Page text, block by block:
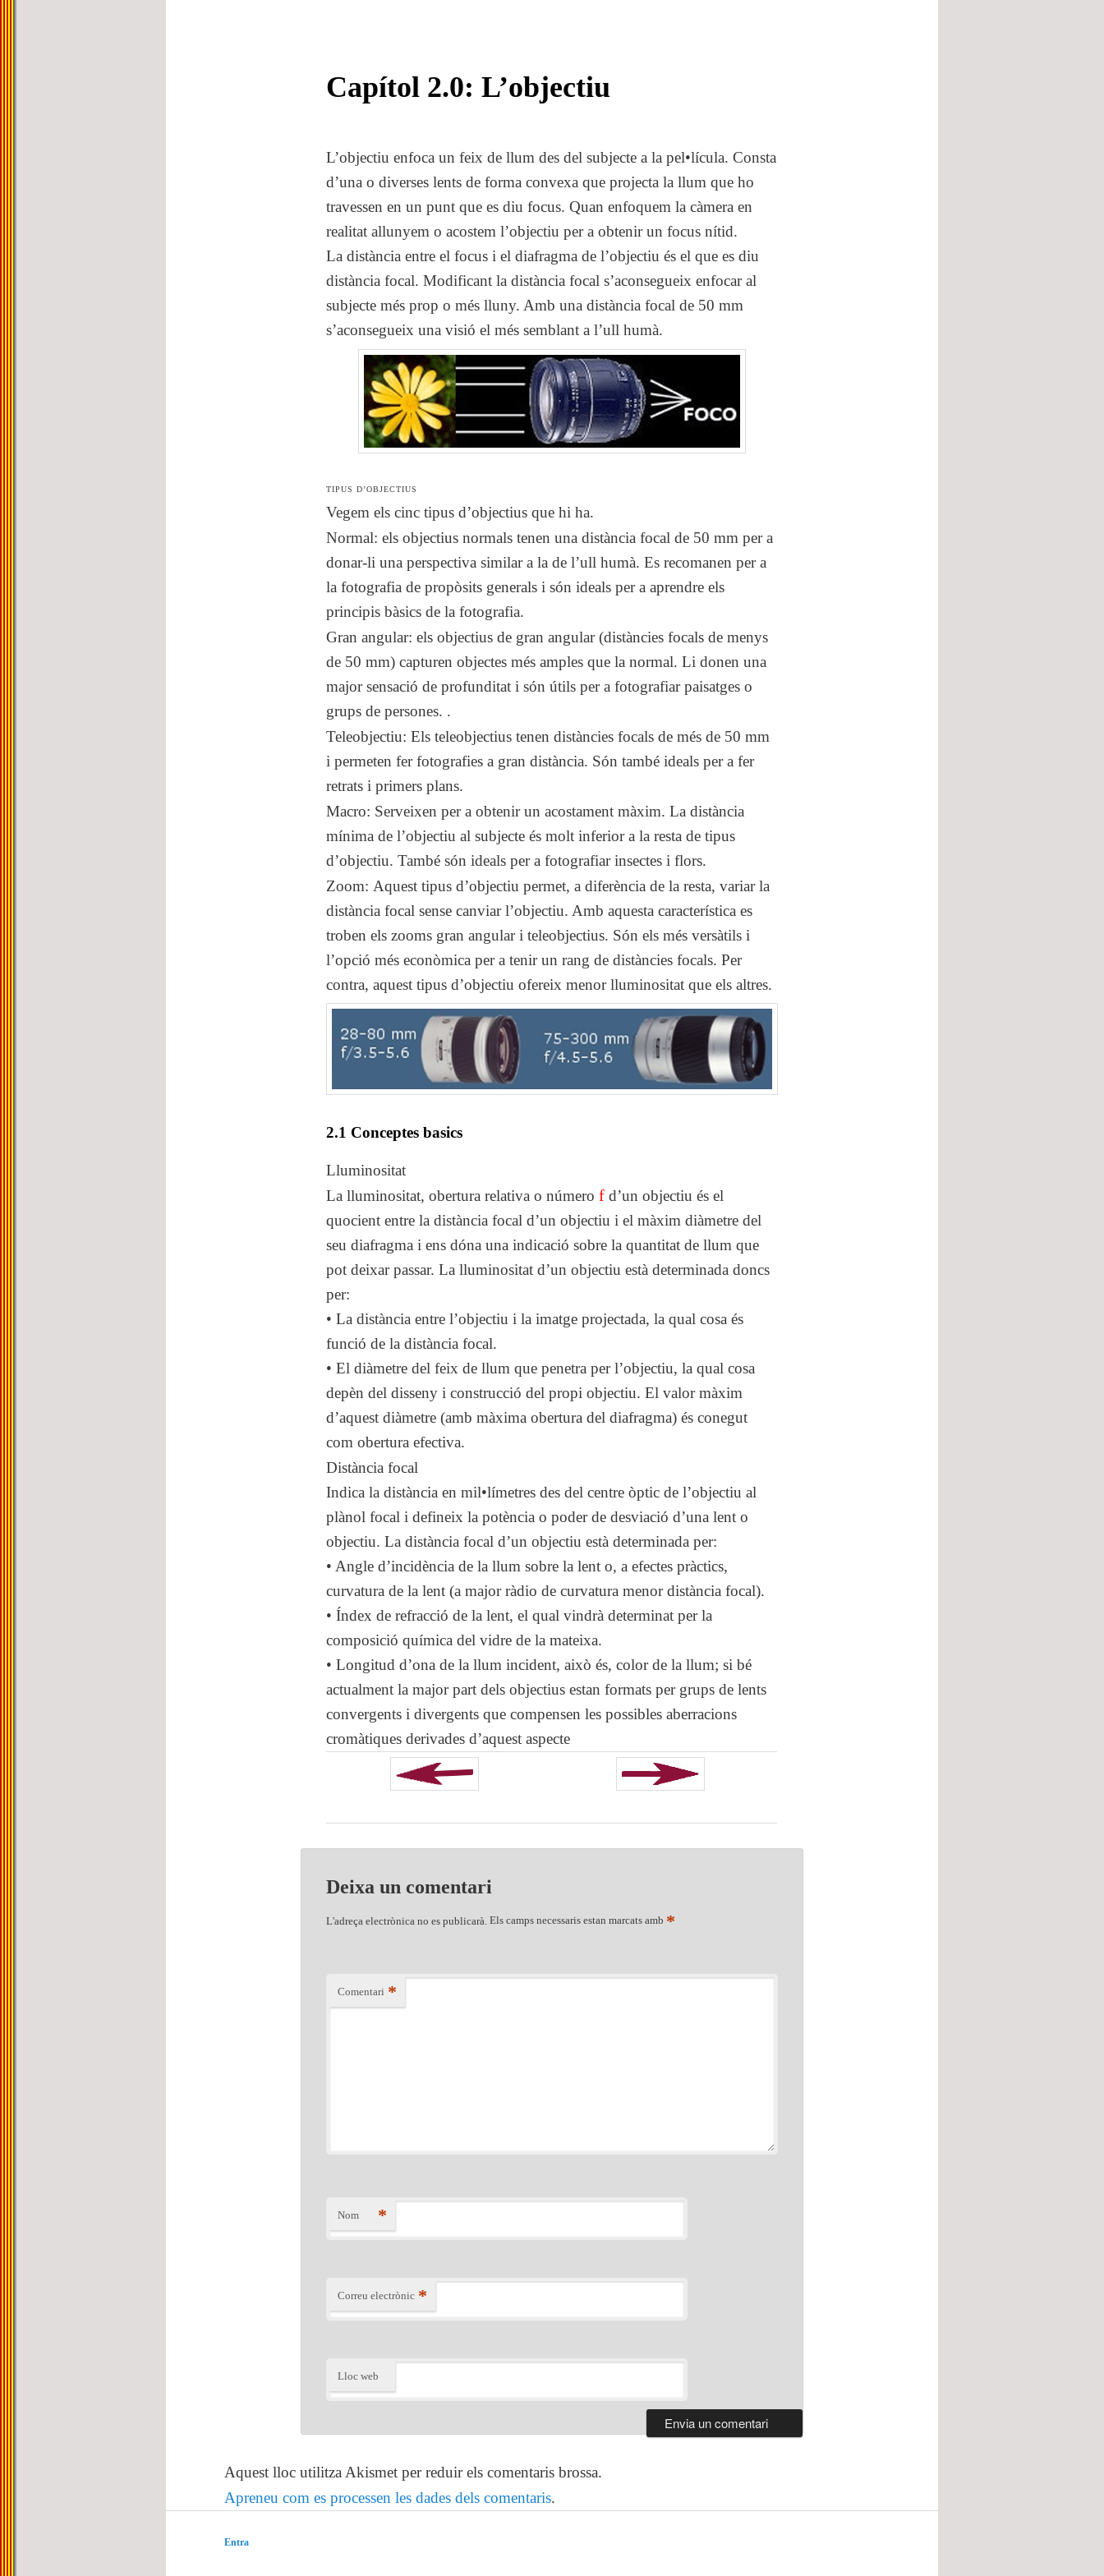
Capítol 2.0: L’objectiu
L’objectiu enfoca un feix de llum des del subjecte a la pel•lícula. Consta
d’una o diverses lents de forma convexa que projecta la llum que ho
travessen en un punt que es diu focus. Quan enfoquem la càmera en
realitat allunyem o acostem l’objectiu per a obtenir un focus nítid.
La distància entre el focus i el diafragma de l’objectiu és el que es diu
distància focal. Modificant la distància focal s’aconsegueix enfocar al
subjecte més prop o més lluny. Amb una distància focal de 50 mm
s’aconsegueix una visió el més semblant a l’ull humà.
TIPUS D’OBJECTIUS
Vegem els cinc tipus d’objectius que hi ha.
Normal: els objectius normals tenen una distància focal de 50 mm per a
donar-li una perspectiva similar a la de l’ull humà. Es recomanen per a
la fotografia de propòsits generals i són ideals per a aprendre els
principis bàsics de la fotografia.
Gran angular: els objectius de gran angular (distàncies focals de menys
de 50 mm) capturen objectes més amples que la normal. Li donen una
major sensació de profunditat i són útils per a fotografiar paisatges o
grups de persones. .
Teleobjectiu:Els teleobjectius tenen distàncies focals de més de 50 mm
i permeten fer fotografies a gran distància. Són també ideals per a fer
retrats i primers plans.
Macro: Serveixen per a obtenir un acostament màxim. La distància
mínima de l’objectiu al subjecte és molt inferior a la resta de tipus
d’objectiu. També són ideals per a fotografiar insectes i flors.
Zoom: Aquest tipus d’objectiu permet, a diferència de la resta, variar la
distància focal sense canviar l’objectiu. Amb aquesta característica es
troben els zooms gran angular i teleobjectius. Són els més versàtils i
l’opció més econòmica per a tenir un rang de distàncies focals. Per
contra, aquest tipus d’objectiu ofereix menor lluminositat que els altres.
2.1 Conceptes basics
Lluminositat
La lluminositat, obertura relativa o númerofd’un objectiu és el
quocient entre la distància focal d’un objectiu i el màxim diàmetre del
seu diafragma i ens dóna una indicació sobre la quantitat de llum que
pot deixar passar. La lluminositat d’un objectiu està determinada doncs
per:
• La distància entre l’objectiu i la imatge projectada, la qual cosa és
funció de la distància focal.
• El diàmetre del feix de llum que penetra per l’objectiu, la qual cosa
depèn del disseny i construcció del propi objectiu. El valor màxim
d’aquest diàmetre (amb màxima obertura del diafragma) és conegut
com obertura efectiva.
Distància focal
Indica la distància en mil•límetres des del centre òptic de l’objectiu al
plànol focal i defineix la potència o poder de desviació d’una lent o
objectiu. La distància focal d’un objectiu està determinada per:
• Angle d’incidència de la llum sobre la lent o, a efectes pràctics,
curvatura de la lent (a major ràdio de curvatura menor distància focal).
• Índex de refracció de la lent, el qual vindrà determinat per la
composició química del vidre de la mateixa.
• Longitud d’ona de la llum incident, això és, color de la llum; si bé
actualment la major part dels objectius estan formats per grups de lents
convergents i divergents que compensen les possibles aberracions
cromàtiques derivades d’aquest aspecte
Deixa un comentari
L'adreça electrònica no es publicarà. Els camps necessaris estan marcats amb *
Comentari *
Nom *
Correu electrònic *
Lloc web
Aquest lloc utilitza Akismet per reduir els comentaris brossa.
Apreneu com es processen les dades dels comentaris.
Entra